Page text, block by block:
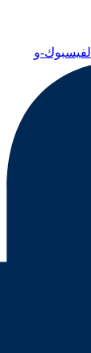
الفيسبوك-و